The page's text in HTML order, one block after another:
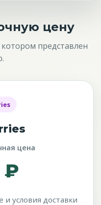
цену
представлен
цена
₽
и условия доставки